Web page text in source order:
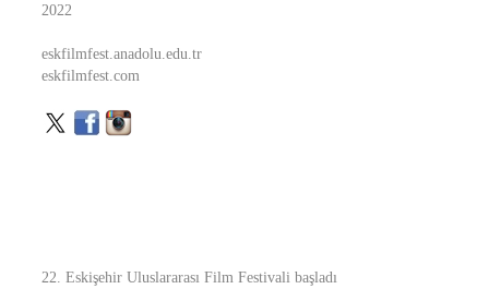
2022
eskfilmfest.anadolu.edu.tr
eskfilmfest.com
22. Eskişehir Uluslararası Film Festivali başladı